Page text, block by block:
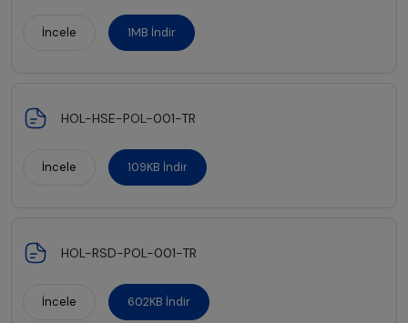
İncele 1MB İndir
HOL-HSE-POL-001-TR
İncele 109KB İndir
HOL-RSD-POL-001-TR
İncele 602KB İndir